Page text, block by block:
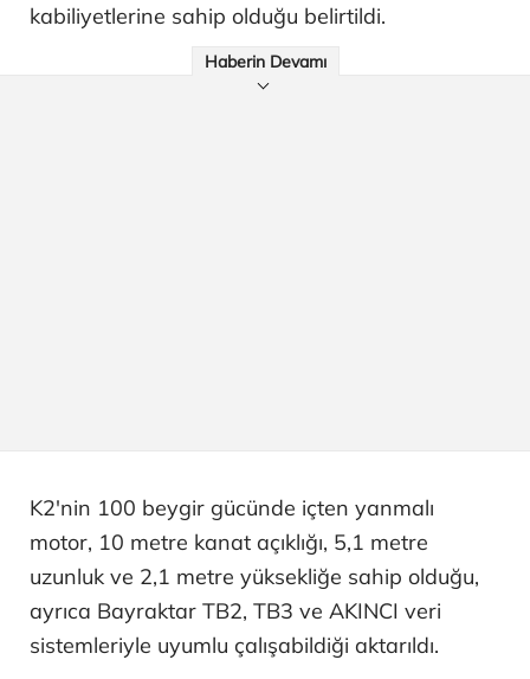
kabiliyetlerine sahip olduğu belirtildi.
Haberin Devamı
K2'nin 100 beygir gücünde içten yanmalı
motor, 10 metre kanat açıklığı, 5,1 metre
uzunluk ve 2,1 metre yüksekliğe sahip olduğu,
ayrıca Bayraktar TB2, TB3 ve AKINCI veri
sistemleriyle uyumlu çalışabildiği aktarıldı.